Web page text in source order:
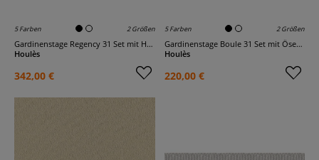
5 Farben 2 Größen
Gardinenstage Regency 31 Set mit Halteringen zur Wandbefestigung
Houlès
342,00 €
5 Farben 2 Größen
Gardinenstage Boule 31 Set mit Ösen zur Wandbefestigung
Houlès
220,00 €